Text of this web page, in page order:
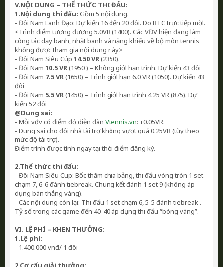
V.NỘI DUNG – THỂ THỨC THI ĐẤU:
1.Nội dung thi đấu: Gồm 5 nội dung.
- Đôi Nam Lãnh Đạo: Dự kiến 16 đến 20 đôi. Do BTC trực tiếp mời.
<Trình điểm tương đương 5.0VR (1400). Các VĐV hiện đang làm
công tác dạy banh, nhặt banh và năng khiếu về bộ môn tennis
không được tham gia nội dung này>
- Đôi Nam Siêu Cúp 14.50 VR(2350).
- Đôi Nam 10.5 VR(1950 ) – Không giới hạn trình. Dự kiến 43 đôi
- Đôi Nam 7.5 VR(1650) – Trình giới hạn 6.0 VR (1050). Dự kiến 43
đôi
- Đôi Nam 5.5 VR(1450) – Trình giới hạn trình 4.25 VR (875). Dự
kiến 52 đôi
@Dung sai:
- Mỗi vđv có điểm đỏ diễn đàn Vtennis.vn: +0.05VR.
- Dung sai cho đôi nhà tài trợ không vượt quá 0.25VR (tùy theo
mức độ tài trợ).
Điểm trình được tính ngay tại thời điểm đăng ký.
2.Thể thức thi đấu:
- Đôi Nam Siêu Cup: Bốc thăm chia bảng, thi đấu vòng tròn 1 set
chạm 7, 6-6 đánh tiebreak. Chung kết đánh 1 set 9 (không áp
dụng bàn thắng vàng).
- Các nội dung còn lại: Thi đấu 1 set chạm 6, 5-5 đánh tiebreak .
Tỷ số trong các game đến 40-40 áp dụng thi đấu “bóng vàng”.
VI. LỆ PHÍ – KHEN THƯỞNG:
1.Lệ phí:
- 1.400.000 vnđ/ 1 đôi
2.Cơ cấu giải thưởng: